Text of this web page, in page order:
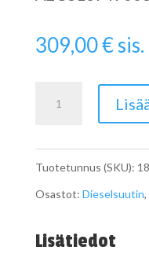
309,00€
Dieselsuutin
1819881
määrä
Tuotetunnus (SKU):
Osastot: Dieselsuutin,
Lisätiedot